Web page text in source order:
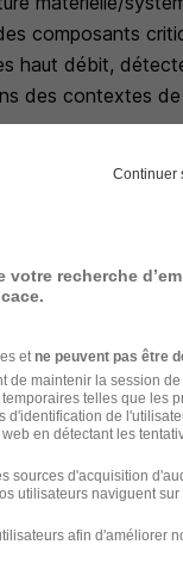
composants
haut débit,
des contextes
de
de configuration
des contextes
serait un plus .
des qualités que
La diversité est
Continuer
recherche
et ne peuvent pas être
de maintenir la session
telles que les
d'identification de
en détectant les
sources d'acquisition
utilisateurs naviguent sur
afin d'améliorer